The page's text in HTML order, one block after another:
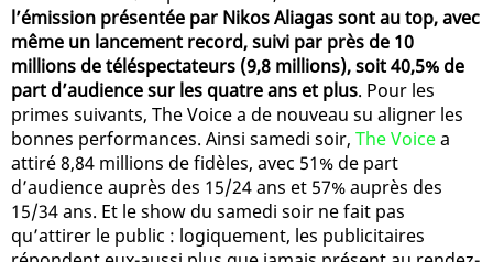
l’émission présentée par Nikos Aliagas sont au top, avec
même un lancement record, suivi par près de 10
millions de téléspectateurs (9,8 millions), soit 40,5% de
part d’audience sur les quatre ans et plus. Pour les
primes suivants, The Voice a de nouveau su aligner les
bonnes performances. Ainsi samedi soir, The Voicea
attiré 8,84 millions de fidèles, avec 51% de part
d’audience auprès des 15/24 ans et 57% auprès des
15/34 ans. Et le show du samedi soir ne fait pas
qu’attirer le public : logiquement, les publicitaires